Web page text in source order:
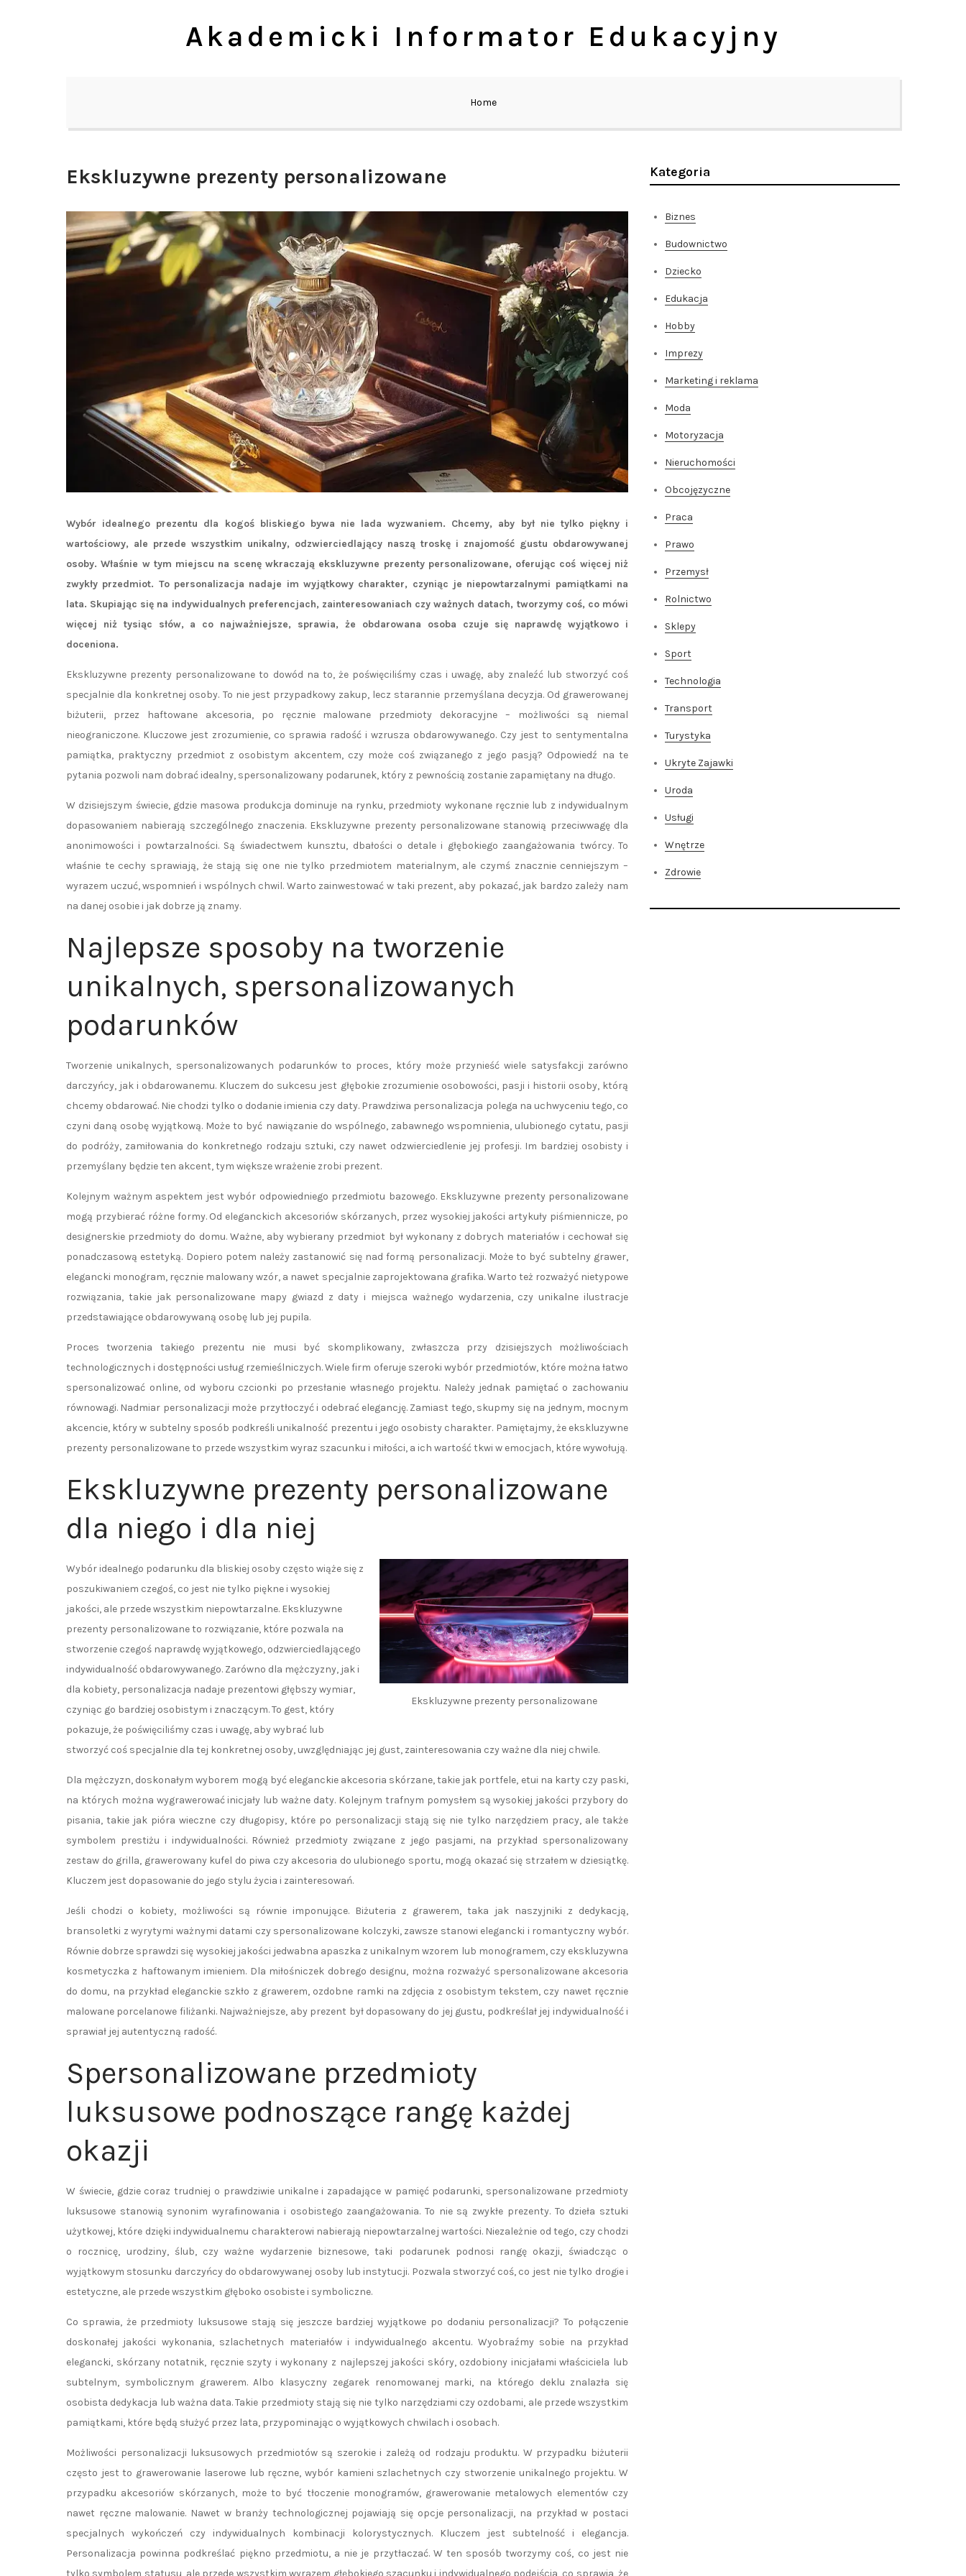
Akademicki Informator Edukacyjny
Home
Ekskluzywne prezenty personalizowane
Wybór idealnego prezentu dla kogoś bliskiego bywa nie lada wyzwaniem. Chcemy, aby był nie tylko piękny i
wartościowy, ale przede wszystkim unikalny, odzwierciedlający naszą troskę i znajomość gustu obdarowywanej
osoby. Właśnie w tym miejscu na scenę wkraczają ekskluzywne prezenty personalizowane, oferując coś więcej niż
zwykły przedmiot. To personalizacja nadaje im wyjątkowy charakter, czyniąc je niepowtarzalnymi pamiątkami na
lata. Skupiając się na indywidualnych preferencjach, zainteresowaniach czy ważnych datach, tworzymy coś, co mówi
więcej niż tysiąc słów, a co najważniejsze, sprawia, że obdarowana osoba czuje się naprawdę wyjątkowo i
doceniona.
Ekskluzywne prezenty personalizowane to dowód na to, że poświęciliśmy czas i uwagę, aby znaleźć lub stworzyć coś
specjalnie dla konkretnej osoby. To nie jest przypadkowy zakup, lecz starannie przemyślana decyzja. Od grawerowanej
biżuterii, przez haftowane akcesoria, po ręcznie malowane przedmioty dekoracyjne – możliwości są niemal
nieograniczone. Kluczowe jest zrozumienie, co sprawia radość i wzrusza obdarowywanego. Czy jest to sentymentalna
pamiątka, praktyczny przedmiot z osobistym akcentem, czy może coś związanego z jego pasją? Odpowiedź na te
pytania pozwoli nam dobrać idealny, spersonalizowany podarunek, który z pewnością zostanie zapamiętany na długo.
W dzisiejszym świecie, gdzie masowa produkcja dominuje na rynku, przedmioty wykonane ręcznie lub z indywidualnym
dopasowaniem nabierają szczególnego znaczenia. Ekskluzywne prezenty personalizowane stanowią przeciwwagę dla
anonimowości i powtarzalności. Są świadectwem kunsztu, dbałości o detale i głębokiego zaangażowania twórcy. To
właśnie te cechy sprawiają, że stają się one nie tylko przedmiotem materialnym, ale czymś znacznie cenniejszym –
wyrazem uczuć, wspomnień i wspólnych chwil. Warto zainwestować w taki prezent, aby pokazać, jak bardzo zależy nam
na danej osobie i jak dobrze ją znamy.
Najlepsze sposoby na tworzenie
unikalnych, spersonalizowanych
podarunków
Tworzenie unikalnych, spersonalizowanych podarunków to proces, który może przynieść wiele satysfakcji zarówno
darczyńcy, jak i obdarowanemu. Kluczem do sukcesu jest głębokie zrozumienie osobowości, pasji i historii osoby, którą
chcemy obdarować. Nie chodzi tylko o dodanie imienia czy daty. Prawdziwa personalizacja polega na uchwyceniu tego, co
czyni daną osobę wyjątkową. Może to być nawiązanie do wspólnego, zabawnego wspomnienia, ulubionego cytatu, pasji
do podróży, zamiłowania do konkretnego rodzaju sztuki, czy nawet odzwierciedlenie jej profesji. Im bardziej osobisty i
przemyślany będzie ten akcent, tym większe wrażenie zrobi prezent.
Kolejnym ważnym aspektem jest wybór odpowiedniego przedmiotu bazowego. Ekskluzywne prezenty personalizowane
mogą przybierać różne formy. Od eleganckich akcesoriów skórzanych, przez wysokiej jakości artykuły piśmiennicze, po
designerskie przedmioty do domu. Ważne, aby wybierany przedmiot był wykonany z dobrych materiałów i cechował się
ponadczasową estetyką. Dopiero potem należy zastanowić się nad formą personalizacji. Może to być subtelny grawer,
elegancki monogram, ręcznie malowany wzór, a nawet specjalnie zaprojektowana grafika. Warto też rozważyć nietypowe
rozwiązania, takie jak personalizowane mapy gwiazd z daty i miejsca ważnego wydarzenia, czy unikalne ilustracje
przedstawiające obdarowywaną osobę lub jej pupila.
Proces tworzenia takiego prezentu nie musi być skomplikowany, zwłaszcza przy dzisiejszych możliwościach
technologicznych i dostępności usług rzemieślniczych. Wiele firm oferuje szeroki wybór przedmiotów, które można łatwo
spersonalizować online, od wyboru czcionki po przesłanie własnego projektu. Należy jednak pamiętać o zachowaniu
równowagi. Nadmiar personalizacji może przytłoczyć i odebrać elegancję. Zamiast tego, skupmy się na jednym, mocnym
akcencie, który w subtelny sposób podkreśli unikalność prezentu i jego osobisty charakter. Pamiętajmy, że ekskluzywne
prezenty personalizowane to przede wszystkim wyraz szacunku i miłości, a ich wartość tkwi w emocjach, które wywołują.
Ekskluzywne prezenty personalizowane
dla niego i dla niej
Ekskluzywne prezenty personalizowane
Wybór idealnego podarunku dla bliskiej osoby często wiąże się z
poszukiwaniem czegoś, co jest nie tylko piękne i wysokiej
jakości, ale przede wszystkim niepowtarzalne. Ekskluzywne
prezenty personalizowane to rozwiązanie, które pozwala na
stworzenie czegoś naprawdę wyjątkowego, odzwierciedlającego
indywidualność obdarowywanego. Zarówno dla mężczyzny, jak i
dla kobiety, personalizacja nadaje prezentowi głębszy wymiar,
czyniąc go bardziej osobistym i znaczącym. To gest, który
pokazuje, że poświęciliśmy czas i uwagę, aby wybrać lub
stworzyć coś specjalnie dla tej konkretnej osoby, uwzględniając jej gust, zainteresowania czy ważne dla niej chwile.
Dla mężczyzn, doskonałym wyborem mogą być eleganckie akcesoria skórzane, takie jak portfele, etui na karty czy paski,
na których można wygrawerować inicjały lub ważne daty. Kolejnym trafnym pomysłem są wysokiej jakości przybory do
pisania, takie jak pióra wieczne czy długopisy, które po personalizacji stają się nie tylko narzędziem pracy, ale także
symbolem prestiżu i indywidualności. Również przedmioty związane z jego pasjami, na przykład spersonalizowany
zestaw do grilla, grawerowany kufel do piwa czy akcesoria do ulubionego sportu, mogą okazać się strzałem w dziesiątkę.
Kluczem jest dopasowanie do jego stylu życia i zainteresowań.
Jeśli chodzi o kobiety, możliwości są równie imponujące. Biżuteria z grawerem, taka jak naszyjniki z dedykacją,
bransoletki z wyrytymi ważnymi datami czy spersonalizowane kolczyki, zawsze stanowi elegancki i romantyczny wybór.
Równie dobrze sprawdzi się wysokiej jakości jedwabna apaszka z unikalnym wzorem lub monogramem, czy ekskluzywna
kosmetyczka z haftowanym imieniem. Dla miłośniczek dobrego designu, można rozważyć spersonalizowane akcesoria
do domu, na przykład eleganckie szkło z grawerem, ozdobne ramki na zdjęcia z osobistym tekstem, czy nawet ręcznie
malowane porcelanowe filiżanki. Najważniejsze, aby prezent był dopasowany do jej gustu, podkreślał jej indywidualność i
sprawiał jej autentyczną radość.
Spersonalizowane przedmioty
luksusowe podnoszące rangę każdej
okazji
W świecie, gdzie coraz trudniej o prawdziwie unikalne i zapadające w pamięć podarunki, spersonalizowane przedmioty
luksusowe stanowią synonim wyrafinowania i osobistego zaangażowania. To nie są zwykłe prezenty. To dzieła sztuki
użytkowej, które dzięki indywidualnemu charakterowi nabierają niepowtarzalnej wartości. Niezależnie od tego, czy chodzi
o rocznicę, urodziny, ślub, czy ważne wydarzenie biznesowe, taki podarunek podnosi rangę okazji, świadcząc o
wyjątkowym stosunku darczyńcy do obdarowywanej osoby lub instytucji. Pozwala stworzyć coś, co jest nie tylko drogie i
estetyczne, ale przede wszystkim głęboko osobiste i symboliczne.
Co sprawia, że przedmioty luksusowe stają się jeszcze bardziej wyjątkowe po dodaniu personalizacji? To połączenie
doskonałej jakości wykonania, szlachetnych materiałów i indywidualnego akcentu. Wyobraźmy sobie na przykład
elegancki, skórzany notatnik, ręcznie szyty i wykonany z najlepszej jakości skóry, ozdobiony inicjałami właściciela lub
subtelnym, symbolicznym grawerem. Albo klasyczny zegarek renomowanej marki, na którego deklu znalazła się
osobista dedykacja lub ważna data. Takie przedmioty stają się nie tylko narzędziami czy ozdobami, ale przede wszystkim
pamiątkami, które będą służyć przez lata, przypominając o wyjątkowych chwilach i osobach.
Możliwości personalizacji luksusowych przedmiotów są szerokie i zależą od rodzaju produktu. W przypadku biżuterii
często jest to grawerowanie laserowe lub ręczne, wybór kamieni szlachetnych czy stworzenie unikalnego projektu. W
przypadku akcesoriów skórzanych, może to być tłoczenie monogramów, grawerowanie metalowych elementów czy
nawet ręczne malowanie. Nawet w branży technologicznej pojawiają się opcje personalizacji, na przykład w postaci
specjalnych wykończeń czy indywidualnych kombinacji kolorystycznych. Kluczem jest subtelność i elegancja.
Personalizacja powinna podkreślać piękno przedmiotu, a nie je przytłaczać. W ten sposób tworzymy coś, co jest nie
tylko symbolem statusu, ale przede wszystkim wyrazem głębokiego szacunku i indywidualnego podejścia, co sprawia, że
Kategoria
Biznes
Budownictwo
Dziecko
Edukacja
Hobby
Imprezy
Marketing i reklama
Moda
Motoryzacja
Nieruchomości
Obcojęzyczne
Praca
Prawo
Przemysł
Rolnictwo
Sklepy
Sport
Technologia
Transport
Turystyka
Ukryte Zajawki
Uroda
Usługi
Wnętrze
Zdrowie